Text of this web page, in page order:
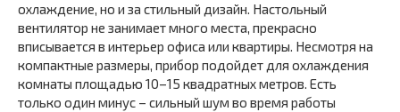
охлаждение, но и за стильный дизайн. Настольный
вентилятор не занимает много места, прекрасно
вписывается в интерьер офиса или квартиры. Несмотря на
компактные размеры, прибор подойдет для охлаждения
комнаты площадью 10–15 квадратных метров. Есть
только один минус – сильный шум во время работы